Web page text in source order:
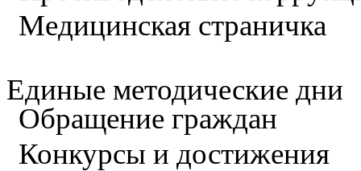
Медицинская страничка
Единые методические дни
Обращение граждан
Конкурсы и достижения